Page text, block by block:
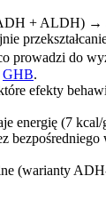
+ ALDH) →
prowadzi do
GHB.
efekty
energię (7
(warianty